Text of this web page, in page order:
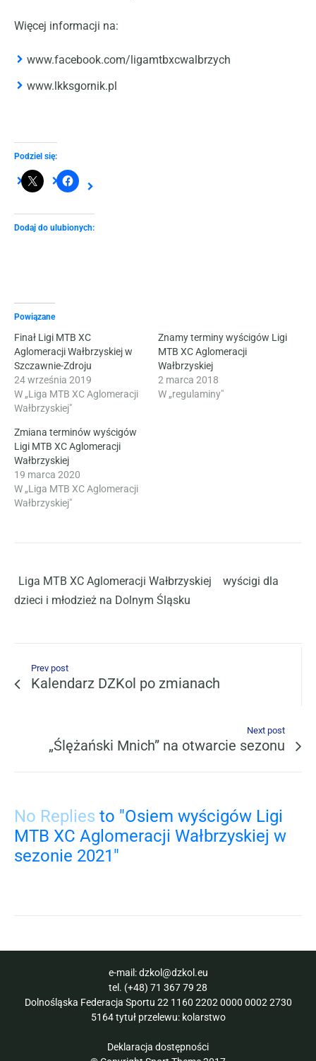
Więcej informacji na:
www.facebook.com/ligamtbxcwalbrzych
www.lkksgornik.pl
Podziel się:
Dodaj do ulubionych:
Powiązane
Finał Ligi MTB XC
Aglomeracji Wałbrzyskiej w
Szczawnie-Zdroju
24 września 2019
W „Liga MTB XC Aglomeracji
Wałbrzyskiej"
Znamy terminy wyścigów Ligi
MTB XC Aglomeracji
Wałbrzyskiej
2 marca 2018
W „regulaminy"
Zmiana terminów wyścigów
Ligi MTB XC Aglomeracji
Wałbrzyskiej
19 marca 2020
W „Liga MTB XC Aglomeracji
Wałbrzyskiej"
Liga MTB XC Aglomeracji Wałbrzyskiej
wyścigi dla
dzieci i młodzież na Dolnym Śląsku
Prev post
Kalendarz DZKol po zmianach
Next post
„Ślężański Mnich” na otwarcie sezonu
No Replies to "Osiem wyścigów Ligi
MTB XC Aglomeracji Wałbrzyskiej w
sezonie 2021"
e-mail:dzkol@dzkol.eu
tel. (+48) 71 367 79 28
Dolnośląska Federacja Sportu 22 1160 2202 0000 0002 2730
5164 tytuł przelewu: kolarstwo
Deklaracja dostępności